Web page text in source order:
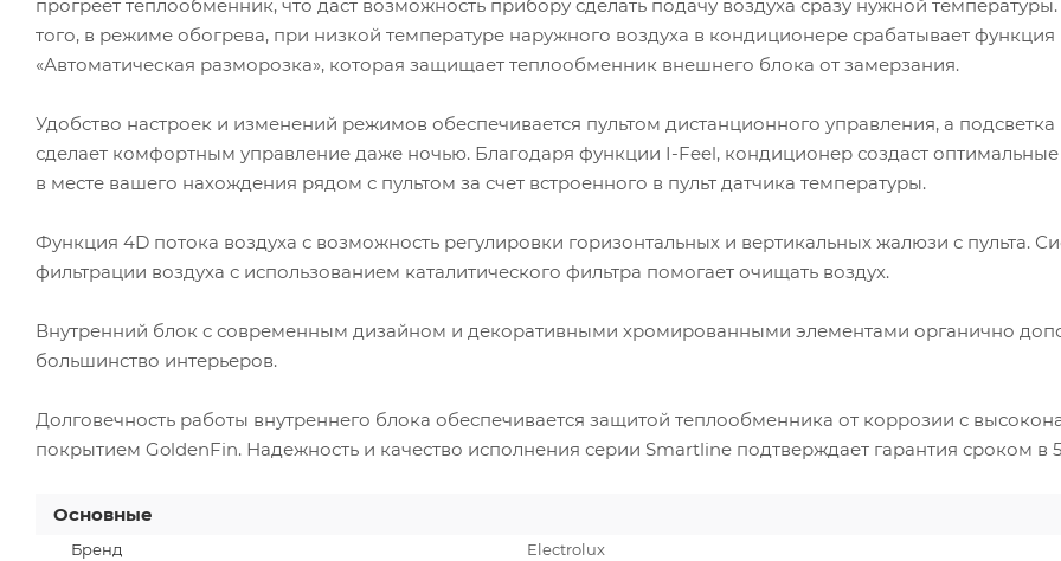
прогреет теплообменник, что даст возможность прибору сделать подачу воздуха сразу нужной
того, в режиме обогрева, при низкой температуре наружного воздуха в кондиционере срабатывает функция
«Автоматическая разморозка», которая защищает теплообменник внешнего блока от замерзания.
Удобство настроек и изменений режимов обеспечивается пультом дистанционного управления, а подсветка
сделает комфортным управление даже ночью. Благодаря функции I-Feel, кондиционер создаст оптимальные
в месте вашего нахождения рядом с пультом за счет встроенного в пульт датчика температуры.
Функция 4D потока воздуха с возможность регулировки горизонтальных и вертикальных жалюзи с пульта.
фильтрации воздуха с использованием каталитического фильтра помогает очищать воздух.
Внутренний блок с современным дизайном и декоративными хромированными элементами органично
большинство интерьеров.
Долговечность работы внутреннего блока обеспечивается защитой теплообменника от коррозии с
покрытием GoldenFin. Надежность и качество исполнения серии Smartline подтверждает гарантия сроком в 5
Основные
Бренд
Electrolux